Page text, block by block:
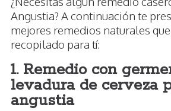
Angustia? A continuación te
mejores remedios naturales
recopilado para tí:
1. Remedio con
levadura de cerveza
angustia